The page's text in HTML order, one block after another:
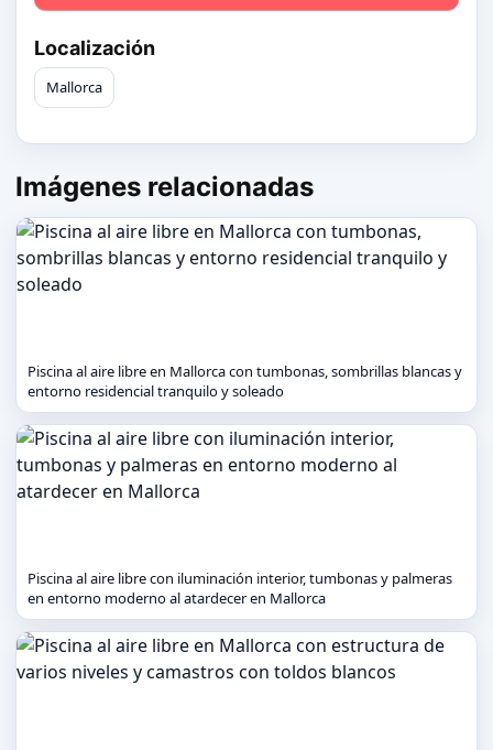
Localización
Mallorca
Imágenes relacionadas
Piscina al aire libre en Mallorca con tumbonas, sombrillas blancas y
entorno residencial tranquilo y soleado
Piscina al aire libre con iluminación interior, tumbonas y palmeras
en entorno moderno al atardecer en Mallorca